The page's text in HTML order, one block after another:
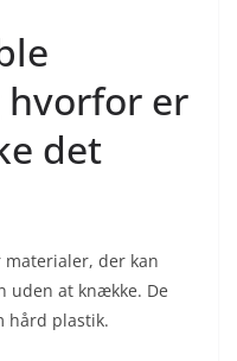
er
det
materialer, der kan
uden at knække. De
hård plastik.